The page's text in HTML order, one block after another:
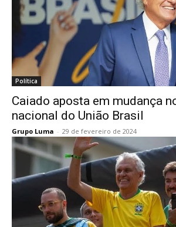
Política
Caiado aposta em mudança
nacional do União Brasil
Grupo Luma - 29 de fevereiro de 2024